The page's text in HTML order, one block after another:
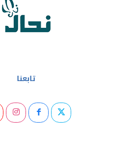
تابعنا